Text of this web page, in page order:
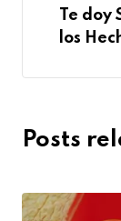
Te
los
Posts